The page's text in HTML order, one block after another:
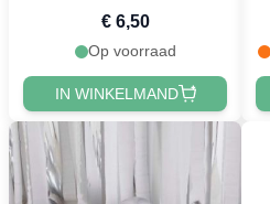
€ 6,50
Op voorraad
IN WINKELMAND